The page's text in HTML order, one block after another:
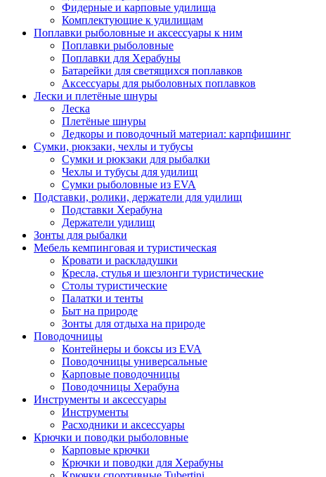
Фидерные и карповые удилища
Комплектующие к удилищам
Поплавки рыболовные и аксессуары к ним
Поплавки рыболовные
Поплавки для Херабуны
Батарейки для светящихся поплавков
Аксессуары для рыболовных поплавков
Лески и плетёные шнуры
Леска
Плетёные шнуры
Ледкоры и поводочный материал: карпфишинг
Сумки, рюкзаки, чехлы и тубусы
Сумки и рюкзаки для рыбалки
Чехлы и тубусы для удилищ
Сумки рыболовные из EVA
Подставки, ролики, держатели для удилищ
Подставки Херабуна
Держатели удилищ
Зонты для рыбалки
Мебель кемпинговая и туристическая
Кровати и раскладушки
Кресла, стулья и шезлонги туристические
Столы туристические
Палатки и тенты
Быт на природе
Зонты для отдыха на природе
Поводочницы
Контейнеры и боксы из EVA
Поводочницы универсальные
Карповые поводочницы
Поводочницы Херабуна
Инструменты и аксессуары
Инструменты
Расходники и аксессуары
Крючки и поводки рыболовные
Карповые крючки
Крючки и поводки для Херабуны